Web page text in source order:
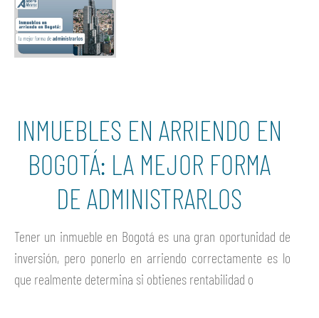
INMUEBLES EN ARRIENDO EN
BOGOTÁ: LA MEJOR FORMA
DE ADMINISTRARLOS
Tener un inmueble en Bogotá es una gran oportunidad de
inversión, pero ponerlo en arriendo correctamente es lo
que realmente determina si obtienes rentabilidad o